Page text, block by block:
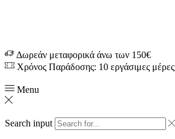
Δωρεάν μεταφορικά άνω των 150€
Χρόνος Παράδοσης: 10 εργάσιμες μέρες
Menu
Search input